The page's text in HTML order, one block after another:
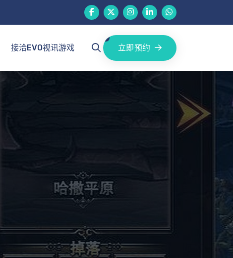
接洽EVO视讯游戏 立即预约